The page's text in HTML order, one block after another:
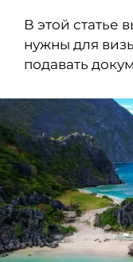
В этой статье
нужны для
подавать